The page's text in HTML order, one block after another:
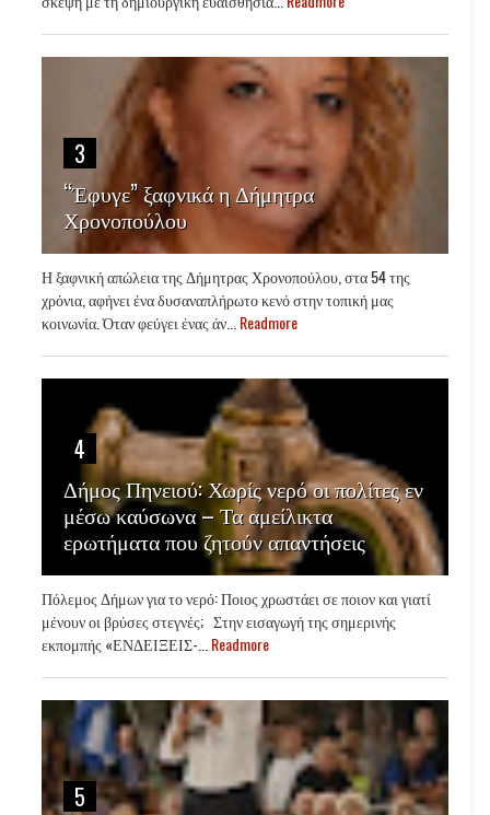
3
“Έφυγε” ξαφνικά η Δήμητρα
Χρονοπούλου
Η ξαφνική απώλεια της Δήμητρας Χρονοπούλου, στα 54 της
χρόνια, αφήνει ένα δυσαναπλήρωτο κενό στην τοπική μας
κοινωνία. Όταν φεύγει ένας άν...Readmore
4
Δήμος Πηνειού: Χωρίς νερό οι πολίτες εν
μέσω καύσωνα – Τα αμείλικτα
ερωτήματα που ζητούν απαντήσεις
Πόλεμος Δήμων για το νερό: Ποιος χρωστάει σε ποιον και γιατί
μένουν οι βρύσες στεγνές; Στην εισαγωγή της σημερινής
εκπομπής «ΕΝΔΕΙΞΕΙΣ-...Readmore
5